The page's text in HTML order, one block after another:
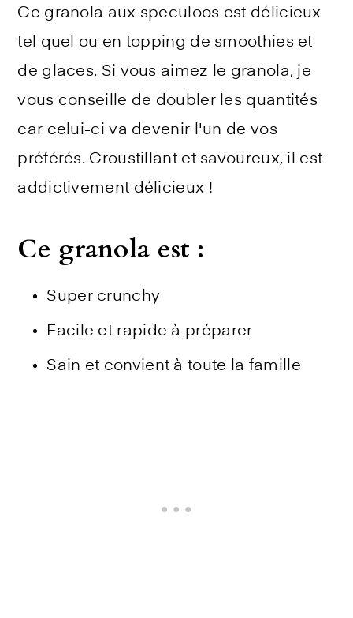
Ce granola aux speculoos est délicieux
tel quel ou en topping de smoothies et
de glaces. Si vous aimez le granola, je
vous conseille de doubler les quantités
car celui-ci va devenir l'un de vos
préférés. Croustillant et savoureux, il est
addictivement délicieux !
Ce granola est :
Super crunchy
Facile et rapide à préparer
Sain et convient à toute la famille